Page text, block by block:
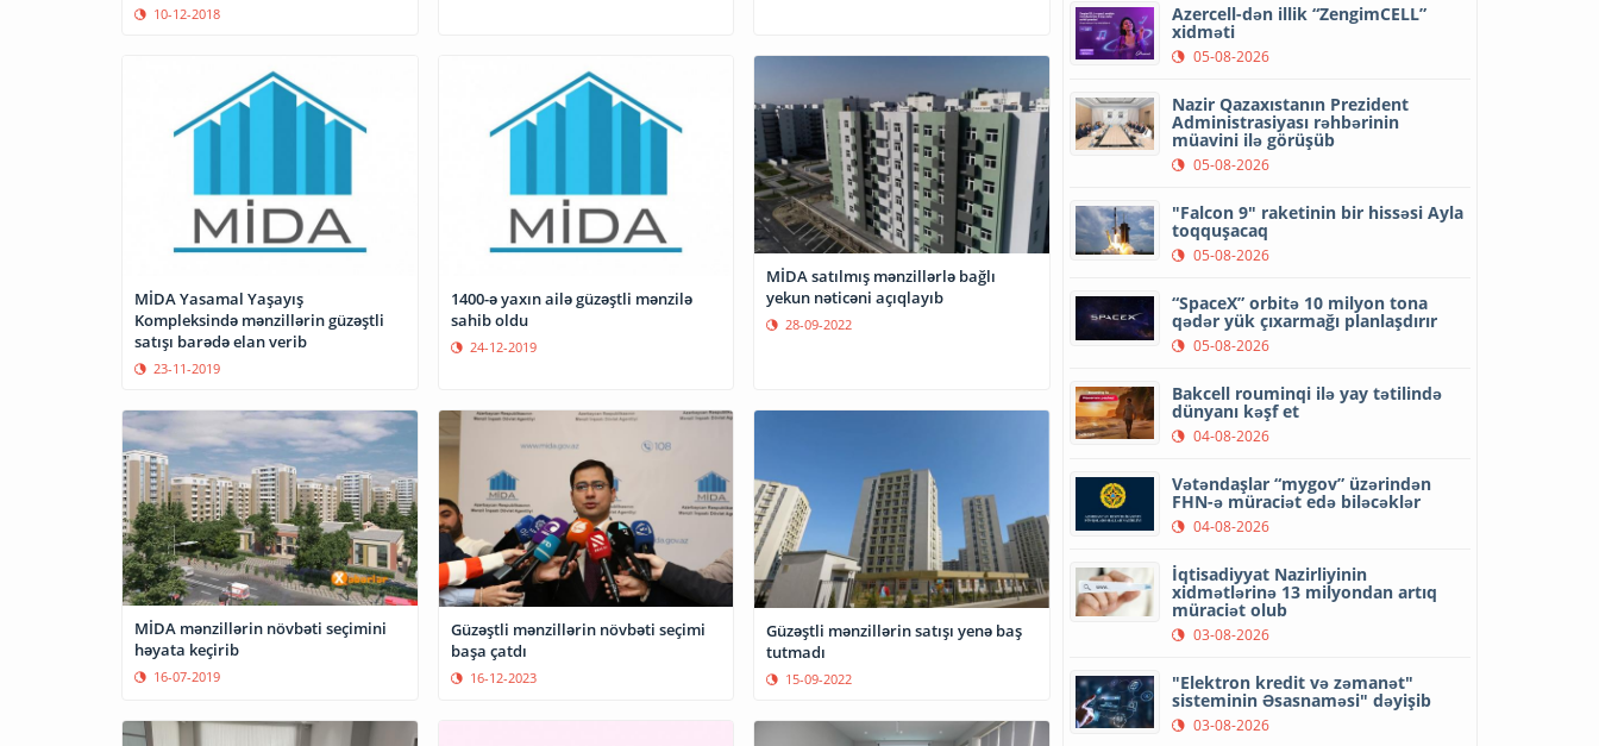
10-12-2018
MİDA Yasamal Yaşayış
Kompleksində mənzillərin güzəştli
satışı barədə elan verib
23-11-2019
1400-ə yaxın ailə güzəştli mənzilə
sahib oldu
24-12-2019
MİDA satılmış mənzillərlə bağlı
yekun nəticəni açıqlayıb
28-09-2022
MİDA mənzillərin növbəti seçimini
həyata keçirib
16-07-2019
Güzəştli mənzillərin növbəti seçimi
başa çatdı
16-12-2023
Güzəştli mənzillərin satışı yenə baş
tutmadı
15-09-2022
Azercell-dən illik “ZengimCELL”
xidməti
05-08-2026
Nazir Qazaxıstanın Prezident
Administrasiyası rəhbərinin
müavini ilə görüşüb
05-08-2026
"Falcon 9" raketinin bir hissəsi Ayla
toqquşacaq
05-08-2026
“SpaceX” orbitə 10 milyon tona
qədər yük çıxarmağı planlaşdırır
05-08-2026
Bakcell rouminqi ilə yay tətilində
dünyanı kəşf et
04-08-2026
Vətəndaşlar “mygov” üzərindən
FHN-ə müraciət edə biləcəklər
04-08-2026
İqtisadiyyat Nazirliyinin
xidmətlərinə 13 milyondan artıq
müraciət olub
03-08-2026
"Elektron kredit və zəmanət"
sisteminin Əsasnaməsi" dəyişib
03-08-2026